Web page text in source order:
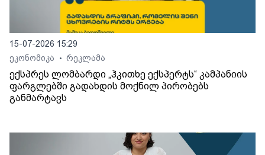
15-07-2026 15:29
ეკონომიკა
• რეკლამა
ექსპრეს ლომბარდი „ჰკითხე ექსპერტს“ კამპანიის
ფარგლებში გადახდის მოქნილ პირობებს
განმარტავს